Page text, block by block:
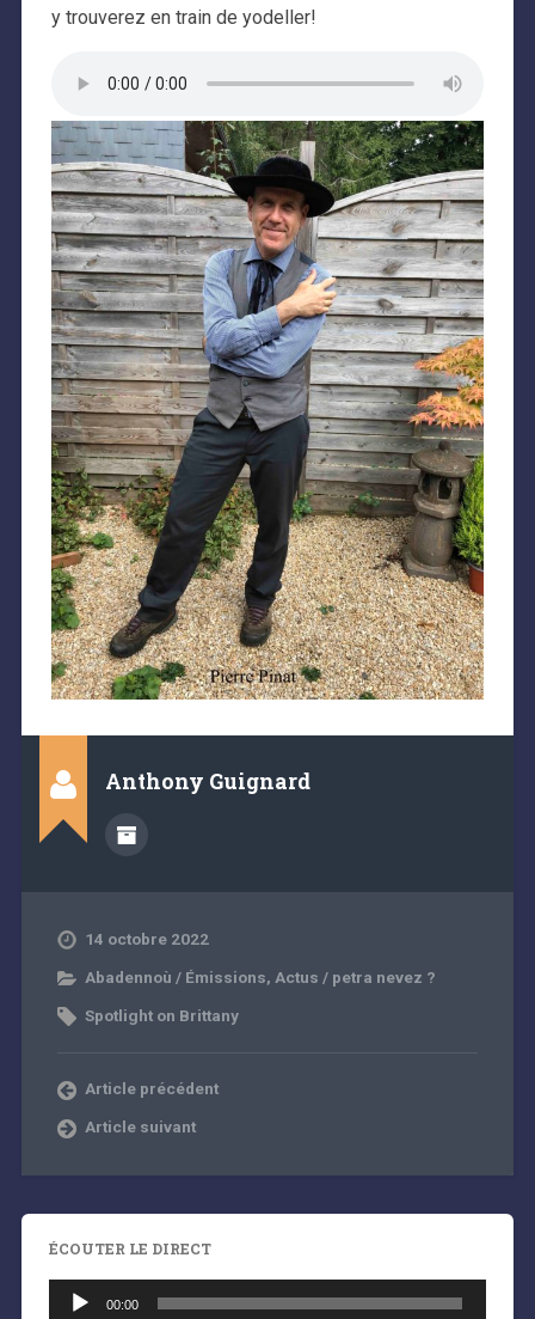
y trouverez en train de yodeller!
Anthony Guignard
14 octobre 2022
Abadennoù / Émissions, Actus / petra nevez ?
Spotlight on Brittany
Article précédent
Article suivant
ÉCOUTER LE DIRECT
Lecteur
audio
00:00